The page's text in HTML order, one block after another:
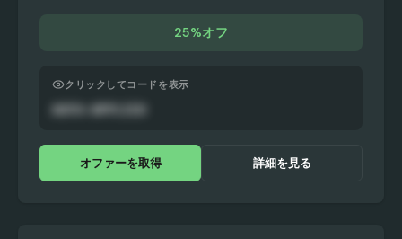
25%オフ
クリックしてコードを表示
オファーを取得 詳細を見る